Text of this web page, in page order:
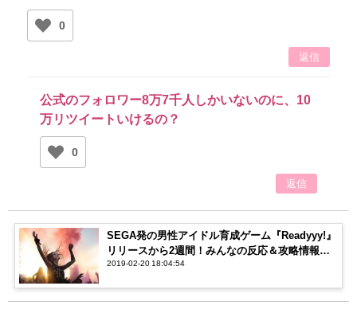
0
返信
公式のフォロワー8万7千人しかいないのに、10
万リツイートいけるの？
0
返信
SEGA発の男性アイドル育成ゲーム『Readyyy!』
リリースから2週間！みんなの反応＆攻略情報ま
とめ
2019-02-20 18:04:54